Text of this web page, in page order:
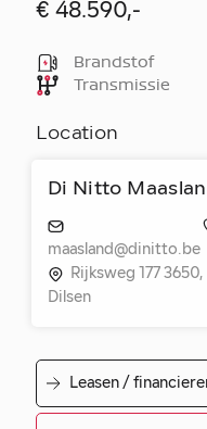
€ 48.590,-
Brandstof
Transmissie
Location
Di Nitto
maasland@dinitto.be
Rijksweg 177 3650,
Dilsen
Leasen /